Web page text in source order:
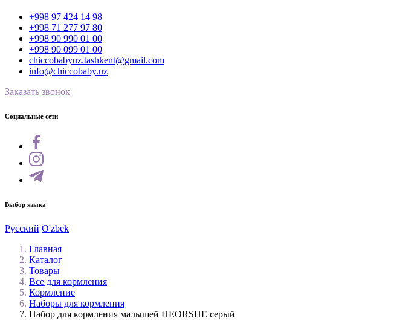
+998 97 424 14 98
+998 71 277 97 80
+998 90 990 01 00
+998 90 099 01 00
chiccobabyuz.tashkent@gmail.com
info@chiccobaby.uz
Заказать звонок
Социальные сети
Выбор языка
Русский O'zbek
Главная
Каталог
Товары
Все для кормления
Кормление
Наборы для кормления
Набор для кормления малышей HEORSHE серый